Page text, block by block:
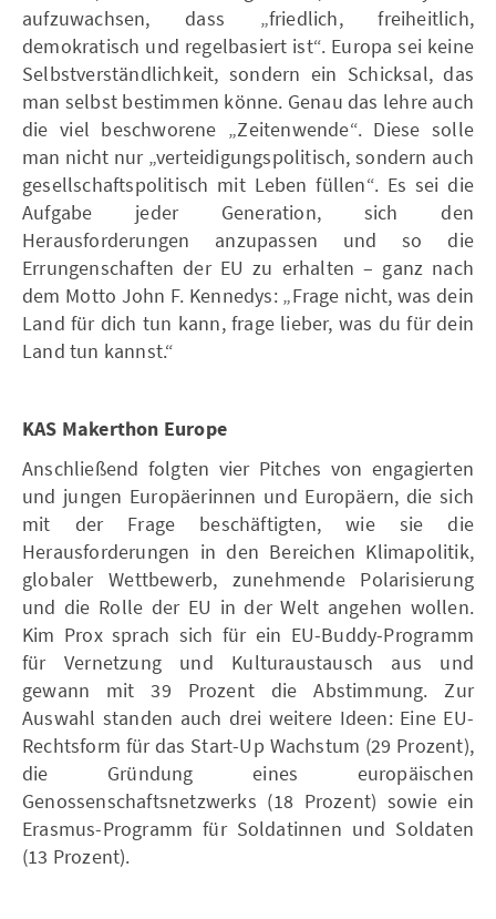
aufzuwachsen, dass „friedlich, freiheitlich,
demokratisch und regelbasiert ist“. Europa sei keine
Selbstverständlichkeit, sondern ein Schicksal, das
man selbst bestimmen könne. Genau das lehre auch
die viel beschworene „Zeitenwende“. Diese solle
man nicht nur „verteidigungspolitisch, sondern auch
gesellschaftspolitisch mit Leben füllen“. Es sei die
Aufgabe jeder Generation, sich den
Herausforderungen anzupassen und so die
Errungenschaften der EU zu erhalten – ganz nach
dem Motto John F. Kennedys: „Frage nicht, was dein
Land für dich tun kann, frage lieber, was du für dein
Land tun kannst.“
KAS Makerthon Europe
Anschließend folgten vier Pitches von engagierten
und jungen Europäerinnen und Europäern, die sich
mit der Frage beschäftigten, wie sie die
Herausforderungen in den Bereichen Klimapolitik,
globaler Wettbewerb, zunehmende Polarisierung
und die Rolle der EU in der Welt angehen wollen.
Kim Prox sprach sich für ein EU-Buddy-Programm
für Vernetzung und Kulturaustausch aus und
gewann mit 39 Prozent die Abstimmung. Zur
Auswahl standen auch drei weitere Ideen: Eine EU-
Rechtsform für das Start-Up Wachstum (29 Prozent),
die Gründung eines europäischen
Genossenschaftsnetzwerks (18 Prozent) sowie ein
Erasmus-Programm für Soldatinnen und Soldaten
(13 Prozent).